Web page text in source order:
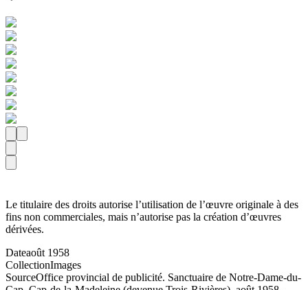
Le titulaire des droits autorise l’utilisation de l’œuvre originale à des
fins non commerciales, mais n’autorise pas la création d’œuvres
dérivées.
Dateaoût 1958
CollectionImages
SourceOffice provincial de publicité. Sanctuaire de Notre-Dame-du-